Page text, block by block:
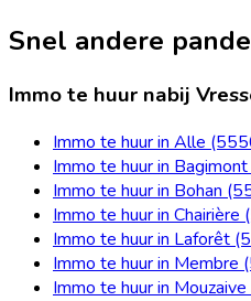
Snel andere
Immo te huur nabij
Immo te huur in Alle
Immo te huur in
Immo te huur in Bohan
Immo te huur in Chairière
Immo te huur in Laforêt
Immo te huur in Membre
Immo te huur in